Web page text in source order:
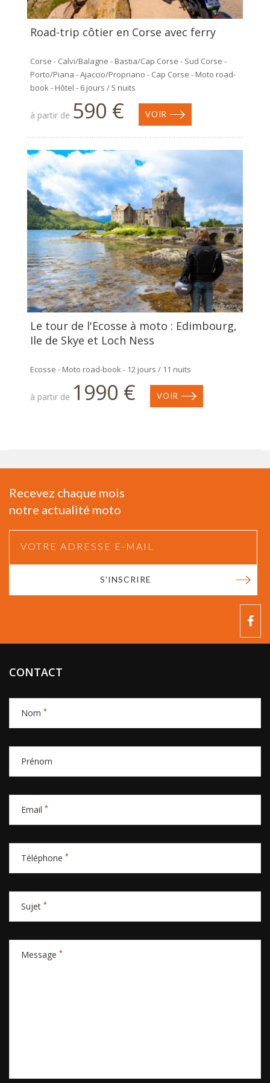
Road-trip côtier en Corse avec ferry
Corse - Calvi/Balagne - Bastia/Cap Corse - Sud Corse -
Porto/Piana - Ajaccio/Propriano - Cap Corse - Moto road-
book - Hôtel - 6 jours / 5 nuits
à partir de 590 € VOIR
Le tour de l'Ecosse à moto : Edimbourg,
Ile de Skye et Loch Ness
Ecosse - Moto road-book - 12 jours / 11 nuits
à partir de 1990 € VOIR
Recevez chaque mois
notre actualité moto
S'INSCRIRE
CONTACT
Nom *
Prénom
Email *
Téléphone *
Sujet *
Message *